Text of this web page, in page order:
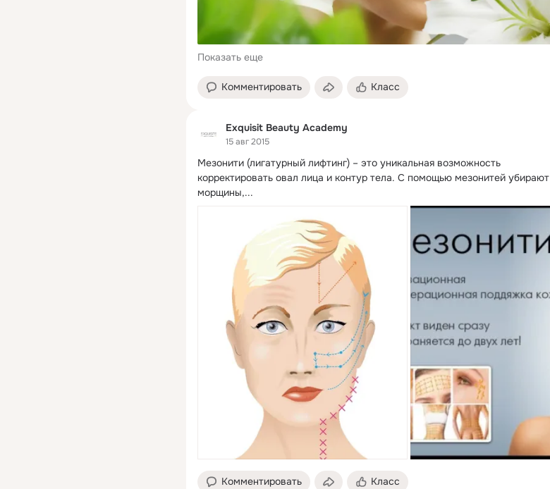
Показать еще
Комментировать Класс
Exquisit Beauty Academy
15 авг 2015
Мезонити (лигатурный лифтинг) – это уникальная возможность
корректировать овал лица и контур тела. С помощью мезонитей убирают
морщины,...
Комментировать Класс